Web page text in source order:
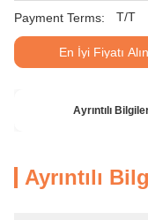
Payment Terms: T/T
En İyi Fiyatı Alın
Ayrıntılı
Ayrıntılı